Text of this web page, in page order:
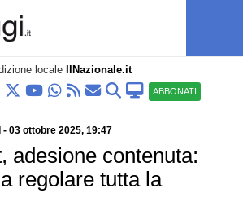
locale IlNazionale.it
ABBONATI
- 03 ottobre 2025, 19:47
adesione contenuta:
regolare tutta la